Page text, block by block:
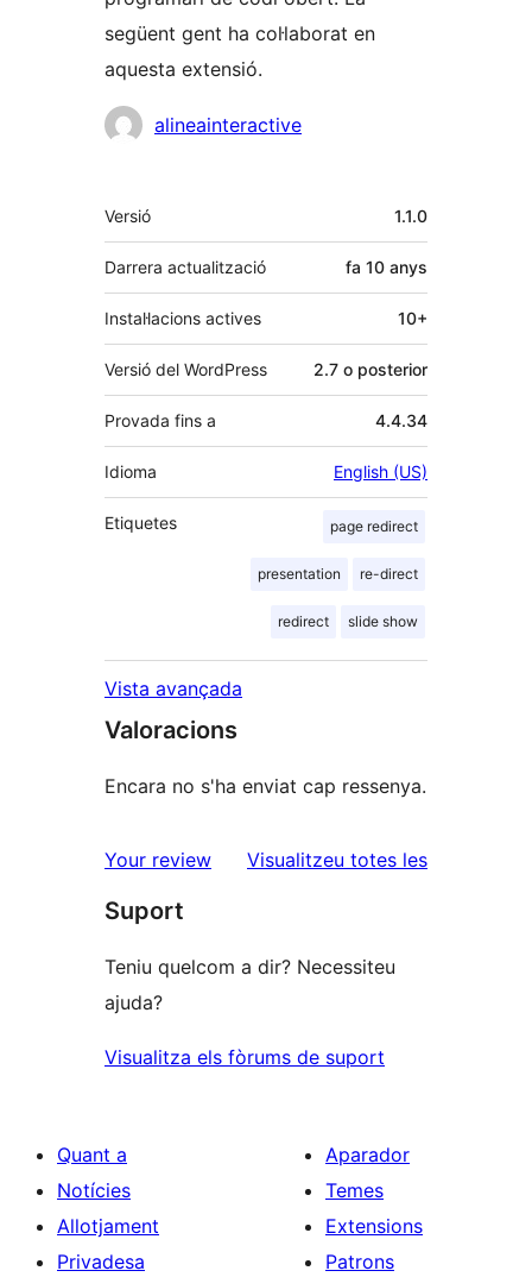
següent gent ha col·laborat en
aquesta extensió.
Col·laboradors
alineainteractive
Meta
Versió 1.1.0
Darrera actualització fa 10 anys
Instal·lacions actives 10+
Versió del WordPress 2.7 o posterior
Provada fins a 4.4.34
Idioma English (US)
Etiquetes page redirect
presentation re-direct
redirect slide show
Vista avançada
Valoracions
Encara no s'ha enviat cap ressenya.
Your review Visualitzeu totes lesressenyes
Suport
Teniu quelcom a dir? Necessiteu
ajuda?
Visualitza els fòrums de suport
Quant a
Notícies
Allotjament
Privadesa
Aparador
Temes
Extensions
Patrons